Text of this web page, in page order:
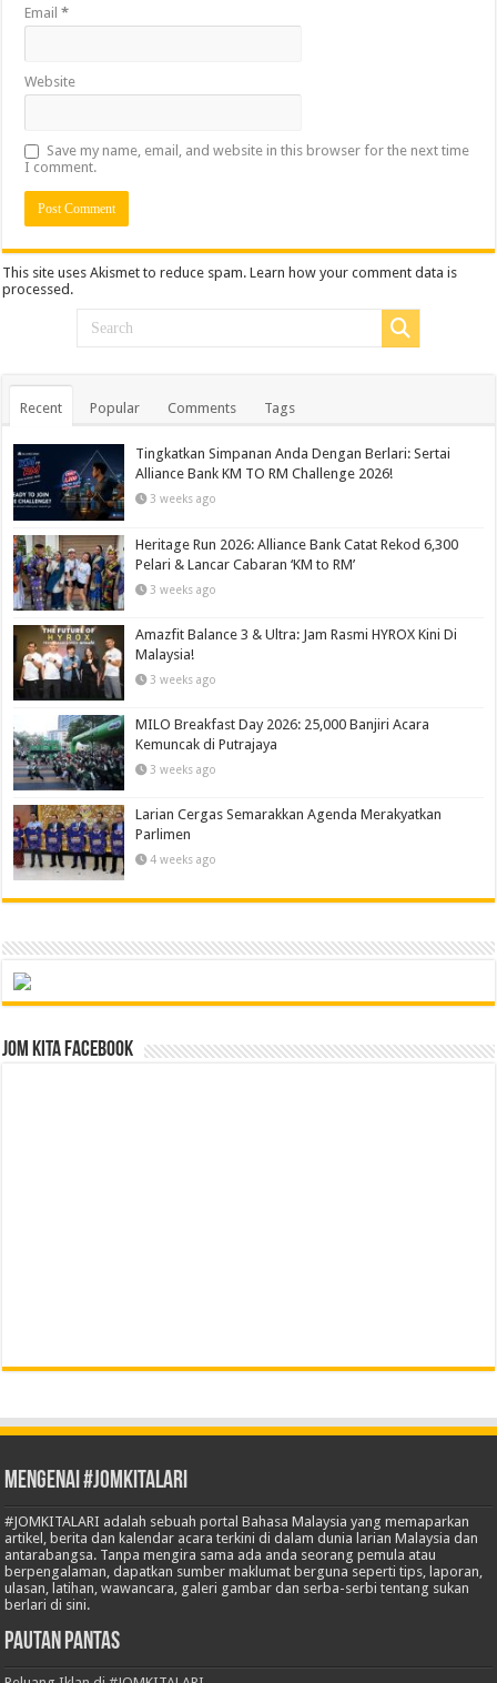
Email*
Website
Save my name, email, and website in this browser for the next time
I comment.
This site uses Akismet to reduce spam.Learn how your comment data is
processed.
Recent Popular Comments Tags
Tingkatkan Simpanan Anda Dengan Berlari: Sertai
Alliance Bank KM TO RM Challenge 2026!
3 weeks ago
Heritage Run 2026: Alliance Bank Catat Rekod 6,300
Pelari & Lancar Cabaran ‘KM to RM’
3 weeks ago
Amazfit Balance 3 & Ultra: Jam Rasmi HYROX Kini Di
Malaysia!
3 weeks ago
MILO Breakfast Day 2026: 25,000 Banjiri Acara
Kemuncak di Putrajaya
3 weeks ago
Larian Cergas Semarakkan Agenda Merakyatkan
Parlimen
4 weeks ago
Jom Kita Facebook
Mengenai #JOMKITALARI
#JOMKITALARI adalah sebuah portal Bahasa Malaysia yang memaparkan
artikel, berita dan kalendar acara terkini di dalam dunia larian Malaysia dan
antarabangsa. Tanpa mengira sama ada anda seorang pemula atau
berpengalaman, dapatkan sumber maklumat berguna seperti tips, laporan,
ulasan, latihan, wawancara, galeri gambar dan serba-serbi tentang sukan
berlari di sini.
Pautan Pantas